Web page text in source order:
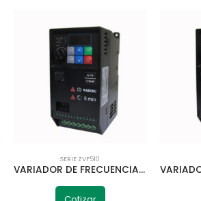
SERIE ZVF510
VARIADOR DE FRECUENCIA CHZIRI ZVF510-A3R0S2SD 3 KW MONOFÁSICO